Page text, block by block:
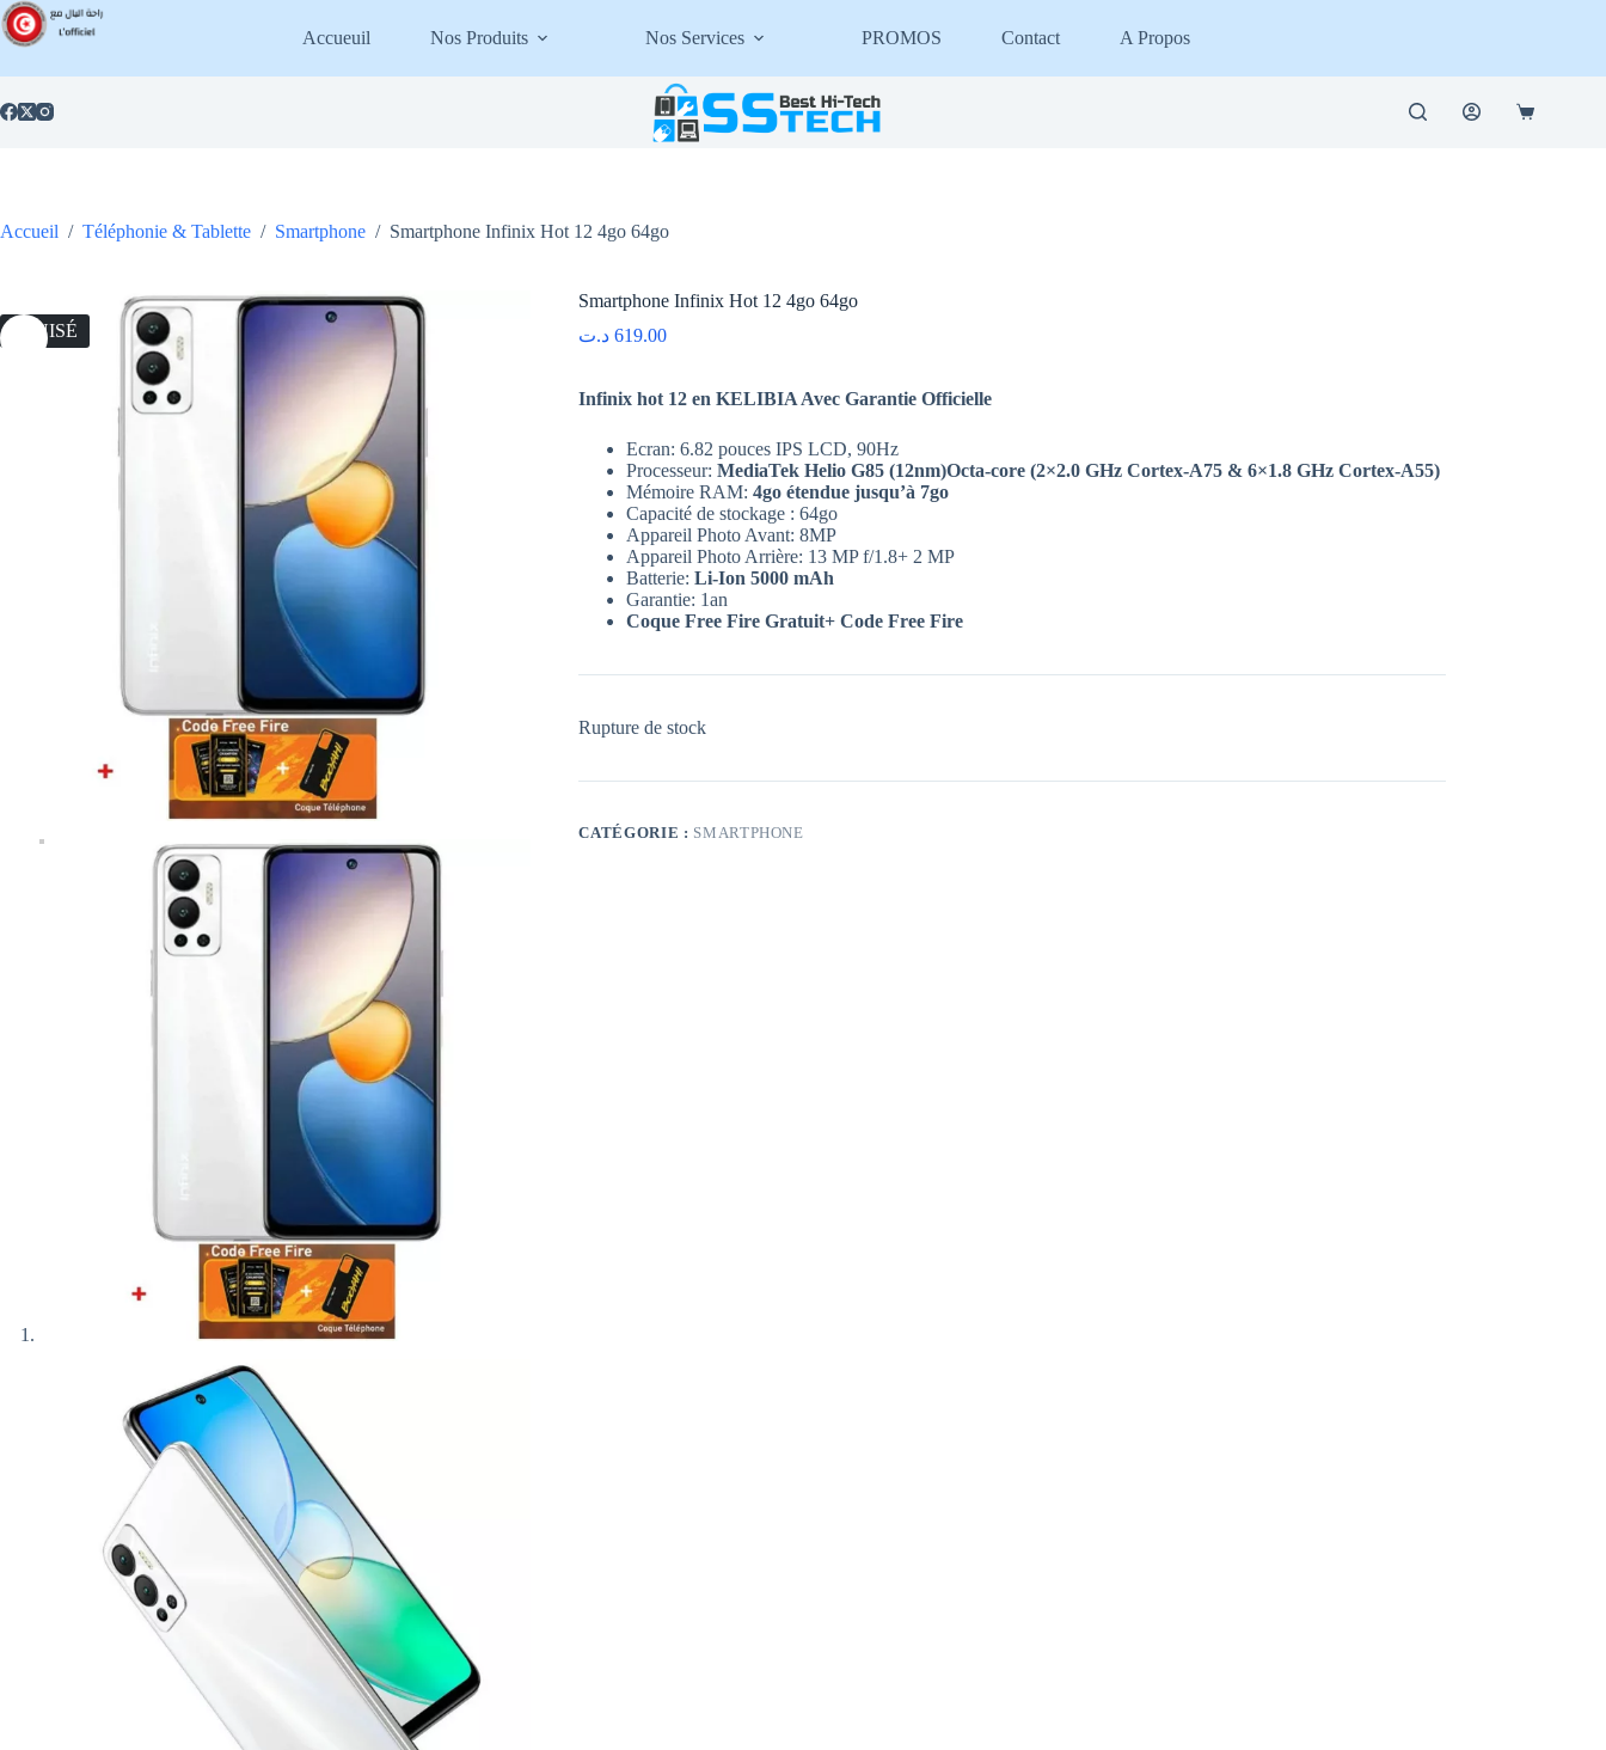
Passer
au
contenu
Accueuil Nos Produits Nos Services PROMOS Contact A Propos
Panier
Accueil / Téléphonie & Tablette / Smartphone / Smartphone Infinix Hot 12 4go 64go
ÉPUISÉ
Smartphone Infinix Hot 12 4go 64go
619.00 د.ت
Infinix hot 12 en KELIBIA Avec Garantie Officielle
Ecran: 6.82 pouces IPS LCD, 90Hz
Processeur:MediaTek Helio G85 (12nm)Octa-core (2×2.0 GHz Cortex-A75 & 6×1.8 GHz Cortex-A55)
Mémoire RAM:4go étendue jusqu’à 7go
Capacité de stockage : 64go
Appareil Photo Avant: 8MP
Appareil Photo Arrière: 13 MP f/1.8+ 2 MP
Batterie: Li-Ion 5000 mAh
Garantie: 1an
Coque Free Fire Gratuit+ Code Free Fire
Rupture de stock
CATÉGORIE : SMARTPHONE